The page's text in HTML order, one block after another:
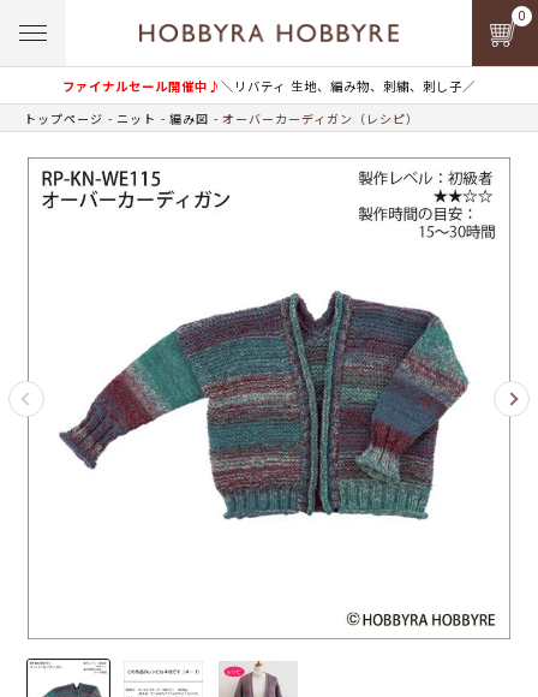
ファイナルセール開催中♪＼リバティ 生地、編み物、刺繍、刺し子／
0
トップページ ニット 編み図 オーバーカーディガン（レシピ）